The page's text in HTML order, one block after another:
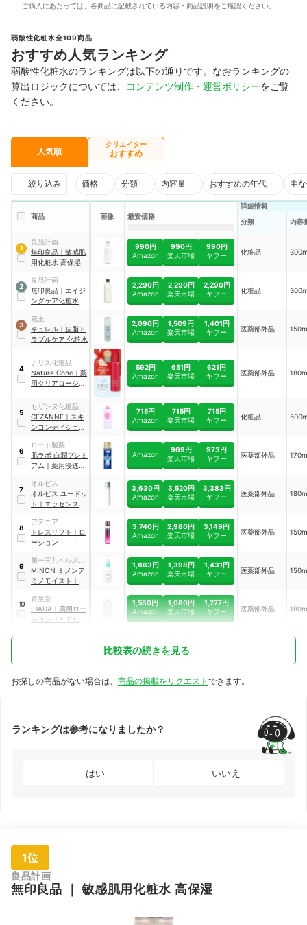
ご購入にあたっては、各商品に記載されている内容・商品説明をご確認ください。
弱酸性化粧水全109商品
おすすめ人気ランキング
弱酸性化粧水のランキングは以下の通りです。なおランキングの
算出ロジックについては、
コンテンツ制作・運営ポリシーをご覧
ください。
人気順
クリエイター
おすすめ
絞り込み 価格 分類 内容量 おすすめの年代 主
商品 画像 最安価格
詳細情報
分類
内容
1
良品計画
無印良品 ｜ 敏感肌
用化粧水 高保湿
990円
Amazon
990円
楽天市場
990円
ヤフー
化粧品
2
良品計画
無印良品 ｜ エイジ
ングケア化粧水
2,290円
Amazon
2,290円
楽天市場
2,290円
ヤフー
化粧品
3
花王
キュレル ｜ 皮脂ト
ラブルケア 化粧水
2,090円
Amazon
1,509円
楽天市場
1,401円
ヤフー
医薬部外品
4
ナリス化粧品
Nature Conc ｜ 薬
用クリアローショ
592円
Amazon
651円
楽天市場
621円
ヤフー
医薬部外品
5
セザンヌ化粧品
CEZANNE ｜ スキ
ンコンディショナ
715円
Amazon
715円
楽天市場
715円
ヤフー
化粧品
6
ロート製薬
肌ラボ 白潤プレミ
アム ｜ 薬用浸透美
タイプ
Amazon
969円
楽天市場
973円
ヤフー
医薬部外品
7
オルビス
オルビス ユードッ
ト ｜ エッセンスロ
3,630円
Amazon
3,520円
楽天市場
3,383円
ヤフー
医薬部外品
8
アテニア
ドレスリフト ｜ ロ
ーション
3,740円
Amazon
2,980円
楽天市場
3,149円
ヤフー
医薬部外品
9
第一三共ヘルスケ
ア
MINON ミノンア
ミノモイスト ｜
ション
1,863円
Amazon
1,398円
楽天市場
1,431円
ヤフー
医薬部外品
10
資生堂
IHADA ｜ 薬用ロー
ション（とてもし
1,580円
Amazon
1,080円
楽天市場
1,277円
ヤフー
医薬部外品
比較表の続きを見る
お探しの商品がない場合は、 商品の掲載をリクエスト できます。
ランキングは参考になりましたか？
はい いいえ
1位
良品計画
無印良品 ｜敏感肌用化粧水 高保湿